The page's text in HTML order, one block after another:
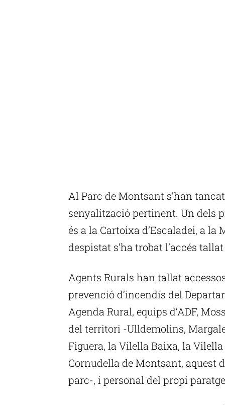
Al Parc de Montsant s’han
senyalització pertinent. Un dels
és a la Cartoixa d’Escaladei, a
despistat s’ha trobat l’accés
Agents Rurals han tallat
prevenció d’incendis del
Agenda Rural, equips d’ADF,
del territori -Ulldemolins,
Figuera, la Vilella Baixa, la
Cornudella de Montsant, aquest
parc-, i personal del propi